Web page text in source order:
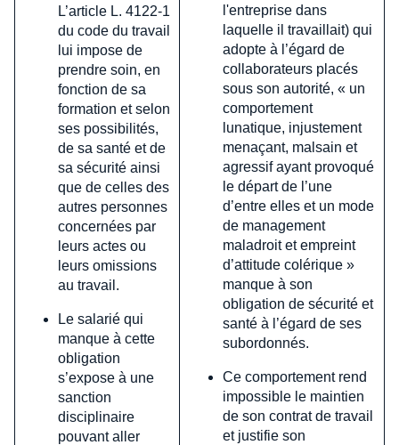
L’article L. 4122-1
du code du travail
lui impose de
prendre soin, en
fonction de sa
formation et selon
ses possibilités,
de sa santé et de
sa sécurité ainsi
que de celles des
autres personnes
concernées par
leurs actes ou
leurs omissions
au travail.
Le salarié qui
manque à cette
obligation
s’expose à une
sanction
disciplinaire
pouvant aller
l'entreprise dans
laquelle il travaillait) qui
adopte à l’égard de
collaborateurs placés
sous son autorité, « un
comportement
lunatique, injustement
menaçant, malsain et
agressif ayant provoqué
le départ de l’une
d’entre elles et un mode
de management
maladroit et empreint
d’attitude colérique »
manque à son
obligation de sécurité et
santé à l’égard de ses
subordonnés.
Ce comportement rend
impossible le maintien
de son contrat de travail
et justifie son